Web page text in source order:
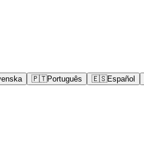
🇵🇹Português 🇪🇸Español